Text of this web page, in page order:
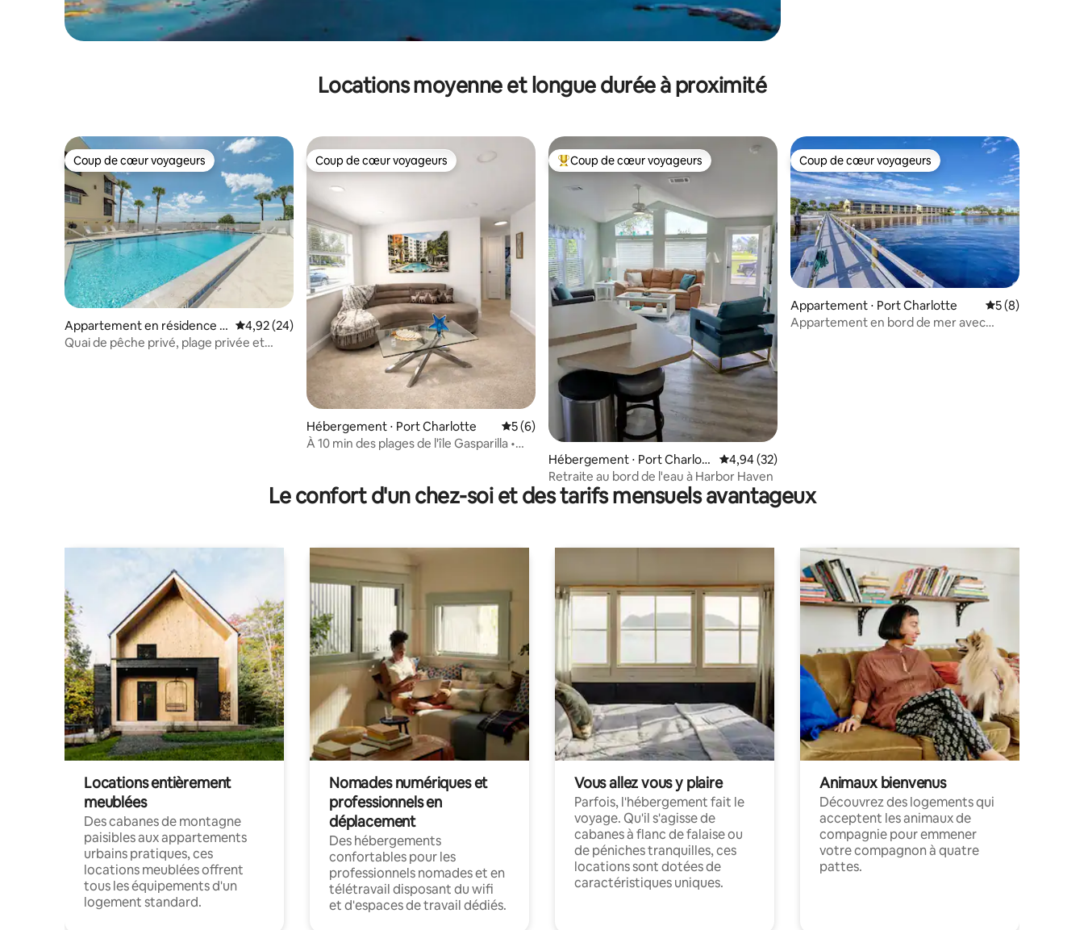
Locations moyenne et longue durée à proximité
Coup de cœur voyageurs
Coup de cœur voyageurs
Appartement en résidence ⋅
Port Charlotte
Évaluation moyenne sur la base de 24 commentaires : 4,92 sur 5
4,92 (24)
Quai de pêche privé, plage privée et
Coup de cœur voyageurs
Coup de cœur voyageurs
Hébergement ⋅ Port Charlotte Évaluation moyenne sur la base de 6 commentaires : 5 sur 5
5 (6)
À 10 min des plages de l'île Gasparilla •
Coups de cœur voyageurs les plus appréciés
Coup de cœur voyageurs
Hébergement ⋅ Port Charlott
e
Évaluation moyenne sur la base de 32 commentaires : 4,94 sur 5
4,94 (32)
Retraite au bord de l'eau à Harbor Haven
Coup de cœur voyageurs
Coup de cœur voyageurs
Appartement ⋅ Port Charlotte Évaluation
5 (8)
Appartement en bord de mer avec
Le confort d'un chez-soi et des tarifs mensuels avantageux
Locations entièrement
meublées
Des cabanes de montagne
paisibles aux appartements
urbains pratiques, ces
locations meublées offrent
tous les équipements d'un
logement standard.
Nomades numériques et
professionnels en
déplacement
Des hébergements
confortables pour les
professionnels nomades et en
télétravail disposant du wifi
et d'espaces de travail dédiés.
Vous allez vous y plaire
Parfois, l'hébergement fait le
voyage. Qu'il s'agisse de
cabanes à flanc de falaise ou
de péniches tranquilles, ces
locations sont dotées de
caractéristiques uniques.
Animaux bienvenus
Découvrez des logements qui
acceptent les animaux de
compagnie pour emmener
votre compagnon à quatre
pattes.